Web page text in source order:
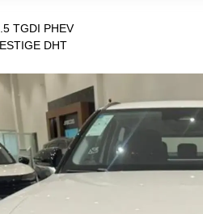
TGDI PHEV
DHT